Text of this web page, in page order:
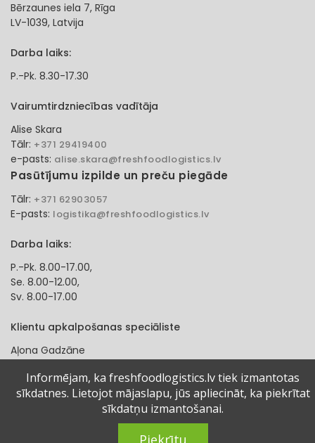
Bērzaunes iela 7, Rīga
LV-1039, Latvija
Darba laiks:
P.-Pk. 8.30-17.30
Vairumtirdzniecības vadītāja
Alise Skara
Tālr: +371 29419400
e-pasts: alise.skara@freshfoodlogistics.lv
Pasūtījumu izpilde un preču piegāde
Tālr: +371 62903057
E-pasts: logistika@freshfoodlogistics.lv
Darba laiks:
P.-Pk. 8.00-17.00,
Se. 8.00-12.00,
Sv. 8.00-17.00
Klientu apkalpošanas speciāliste
Aļona Gadzāne
e-pasts:alona.gadzane@freshfoodlogistics.lv
© 2024 Fresh Food Logistics SIA. Visas tiesības aizsargātas.
Informējam, ka freshfoodlogistics.lv tiek izmantotas
sīkdatnes. Lietojot mājaslapu, jūs apliecināt, ka piekrītat
sīkdatņu izmantošanai.
Piekrītu